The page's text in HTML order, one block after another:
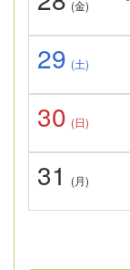
(金)
29 (土)
30 (日)
31 (月)